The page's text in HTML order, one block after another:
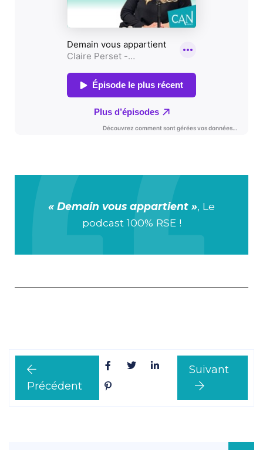
« Demain vous appartient », Le
podcast 100% RSE !
Précédent
Suivant